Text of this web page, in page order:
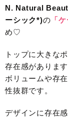
N. Natural
ーシック*)の 「
め♡
トップに大きな
存在感があります
ボリュームや存
性抜群です。
デザインに存在